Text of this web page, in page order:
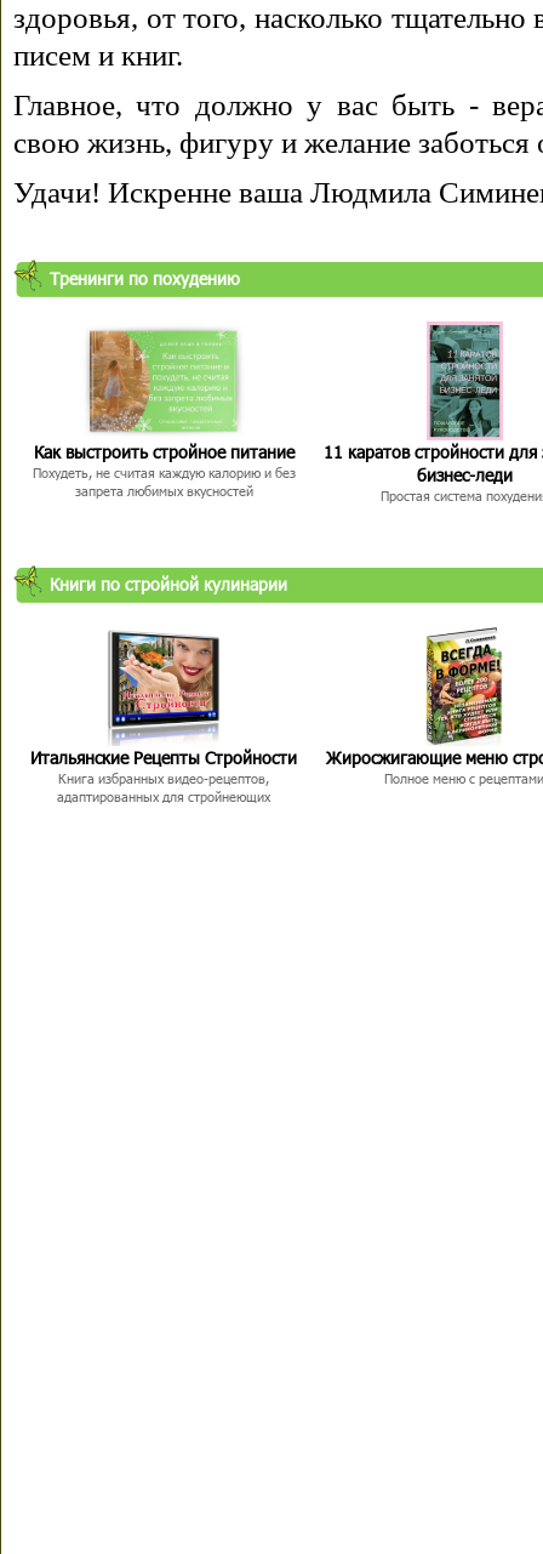
здоровья, от того, насколько
писем и книг.
Главное, что должно у вас быть -
свою жизнь, фигуру и желание заботься
Удачи! Искренне ваша Людмила
Тренинги по похудению
Как выстроить стройное питание
Похудеть, не считая каждую калорию и без
запрета любимых вкусностей
11 каратов стройности для
бизнес-леди
Простая система
Книги по стройной кулинарии
Итальянские Рецепты Стройности
Книга избранных видео-рецептов,
адаптированных для стройнеющих
Жиросжигающие меню
Полное меню с рецептами